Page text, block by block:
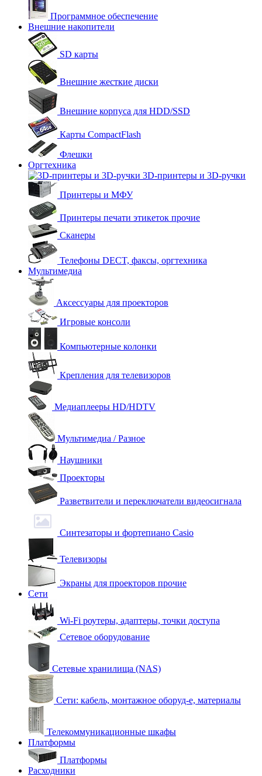
Программное обеспечение
Внешние накопители
SD карты
Внешние жесткие диски
Внешние корпуса для HDD/SSD
Карты CompactFlash
Флешки
Оргтехника
3D-принтеры и 3D-ручки
Принтеры и МФУ
Принтеры печати этикеток прочие
Сканеры
Телефоны DECT, факсы, оргтехника
Мультимедиа
Аксессуары для проекторов
Игровые консоли
Компьютерные колонки
Крепления для телевизоров
Медиаплееры HD/HDTV
Мультимедиа / Разное
Наушники
Проекторы
Разветвители и переключатели видеосигнала
Синтезаторы и фортепиано Casio
Телевизоры
Экраны для проекторов прочие
Сети
Wi-Fi роутеры, адаптеры, точки доступа
Сетевое оборудование
Сетевые хранилища (NAS)
Сети: кабель, монтажное оборуд-е, материалы
Телекоммуникационные шкафы
Платформы
Платформы
Расходники